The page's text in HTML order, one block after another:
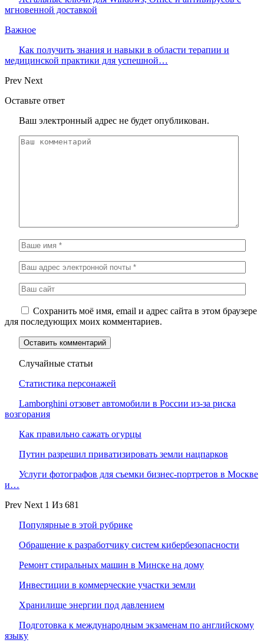
мгновенной доставкой
Важное
Как получить знания и навыки в области терапии и
медицинской практики для успешной…
Prev Next
Оставьте ответ
Ваш электронный адрес не будет опубликован.
Сохранить моё имя, email и адрес сайта в этом браузере
для последующих моих комментариев.
Случайные статьи
Статистика персонажей
Lamborghini отзовет автомобили в России из-за риска
возгорания
Как правильно сажать огурцы
Путин разрешил приватизировать земли нацпарков
Услуги фотографов для съемки бизнес-портретов в Москве
и…
Prev Next 1 Из 681
Популярные в этой рубрике
Обращение к разработчику систем кибербезопасности
Ремонт стиральных машин в Минске на дому
Инвестиции в коммерческие участки земли
Хранилище энергии под давлением
Подготовка к международным экзаменам по английскому
языку